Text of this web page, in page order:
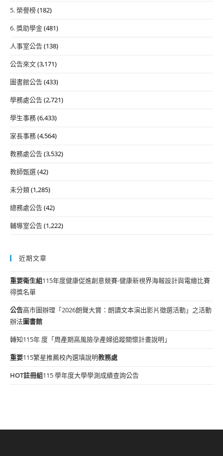
5. 榮譽榜(182)
6. 獎助學金(481)
人事室公告(138)
公告來文(3,171)
圖書館公告(433)
學務處公告(2,721)
學生事務(6,433)
家長事務(4,564)
教務處公告(3,532)
教師甄選(42)
未分類(1,285)
總務處公告(42)
輔導室公告(1,222)
近期文章
重要衛生組115年度健康促進創意競賽-健康新視界海報設計與電繪比賽
得獎名單
公告高市圖辦理「2026朗聲大賞：朗讀文本演出影片徵選活動」之活動
辦法圖書館
轉知115年 度「周產期高風險孕產婦追蹤關懷計畫說明」
重要115繁星推薦校內選填說明教務處
HOT註冊組115 學年度大學學測成績查詢公告